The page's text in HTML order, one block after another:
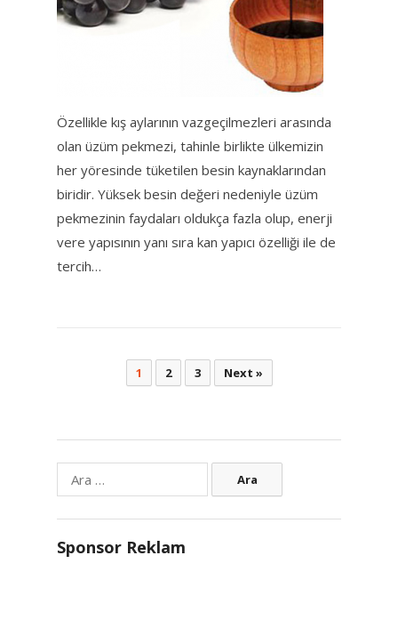
Özellikle kış aylarının vazgeçilmezleri arasında
olan üzüm pekmezi, tahinle birlikte ülkemizin
her yöresinde tüketilen besin kaynaklarından
biridir. Yüksek besin değeri nedeniyle üzüm
pekmezinin faydaları oldukça fazla olup, enerji
vere yapısının yanı sıra kan yapıcı özelliği ile de
tercih…
sayfalaması
1 2 3 Next »
Sponsor Reklam